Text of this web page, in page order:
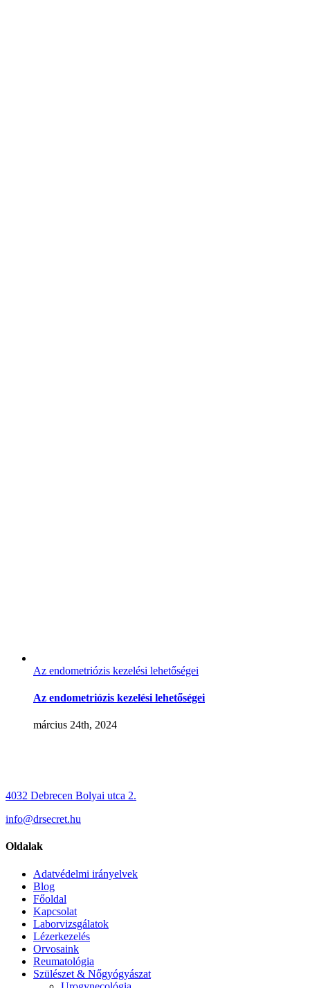
Az endometriózis kezelési lehetőségei
Az endometriózis kezelési lehetőségei
március 24th, 2024
4032 Debrecen Bolyai utca 2.
info@drsecret.hu
Oldalak
Adatvédelmi irányelvek
Blog
Főoldal
Kapcsolat
Laborvizsgálatok
Lézerkezelés
Orvosaink
Reumatológia
Szülészet & Nőgyógyászat